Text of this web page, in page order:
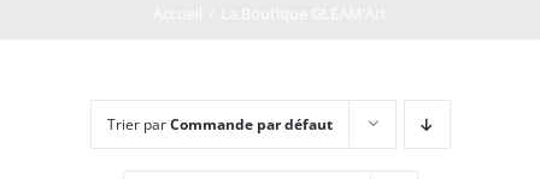
Trier parCommande par défaut